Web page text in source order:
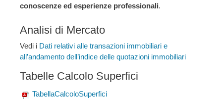
conoscenze ed esperienze professionali.
Analisi di Mercato
Vedi i Dati relativi alle transazioni immobiliari e
all’andamento dell’indice delle quotazioni immobiliari
Tabelle Calcolo Superfici
TabellaCalcoloSuperfici